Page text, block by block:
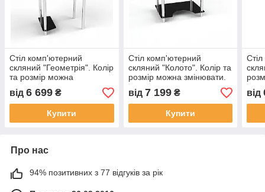
Стіл комп'ютерний
скляний "Геометрія". Колір
та розмір можна
Можливий фотодрук та
матування
від 6 699 ₴
Купити
Стіл комп'ютерний
скляний "Колото". Колір та
розмір можна змінювати.
матування
від 7 199₴
Купити
від
Про нас
94% позитивних з 77 відгуків за рік